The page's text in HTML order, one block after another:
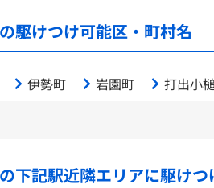
駆けつけ可能区・町村名
伊勢町 岩園町 打出小
下記駅近隣エリアに駆けつ